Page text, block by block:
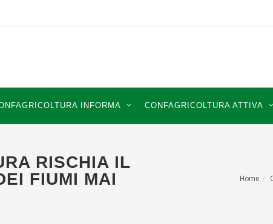
INFORMA CONFAGRICOLTURA ATTIVA
RISCHIA IL
FIUMI MAI
Home